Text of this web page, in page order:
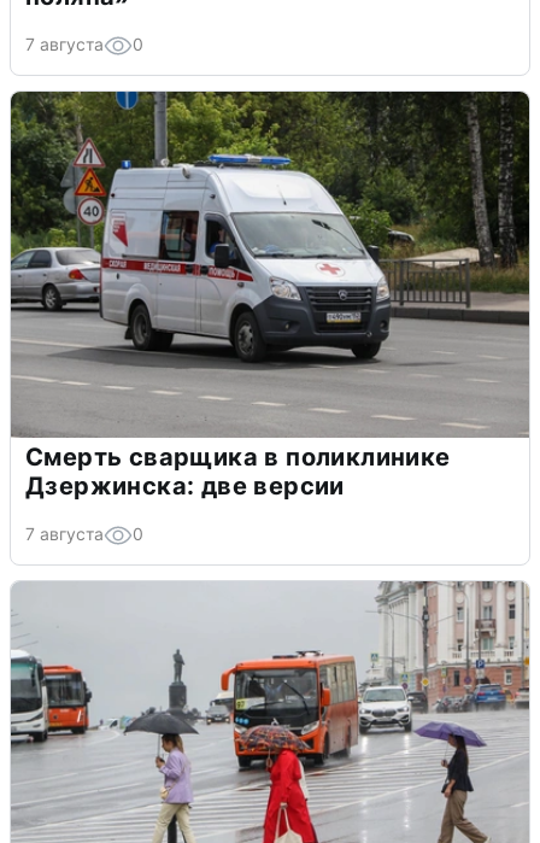
7 августа 0
Смерть сварщика в поликлинике
Дзержинска: две версии
7 августа 0